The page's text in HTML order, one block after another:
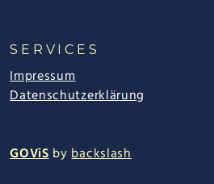
SERVICES
Impressum
Datenschutzerklärung
GOViSbybackslash